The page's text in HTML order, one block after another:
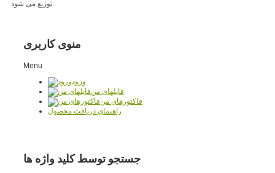
توزیع می شود.
منوی کاربری
Menu
ورود
فایلهای من
فاکتورهای من
راهنمای دریافت محصول
جستجو توسط کلید واژه ها